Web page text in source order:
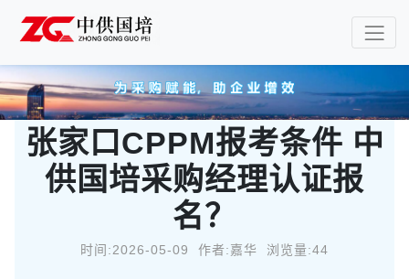
张家口CPPM报考条件 中
供国培采购经理认证报
名？
时间:2026-05-09 作者:嘉华 浏览量:44